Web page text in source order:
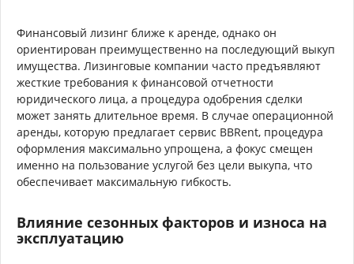
Финансовый лизинг ближе к аренде, однако он
ориентирован преимущественно на последующий выкуп
имущества. Лизинговые компании часто предъявляют
жесткие требования к финансовой отчетности
юридического лица, а процедура одобрения сделки
может занять длительное время. В случае операционной
аренды, которую предлагает сервис BBRent, процедура
оформления максимально упрощена, а фокус смещен
именно на пользование услугой без цели выкупа, что
обеспечивает максимальную гибкость.
Влияние сезонных факторов и износа на
эксплуатацию